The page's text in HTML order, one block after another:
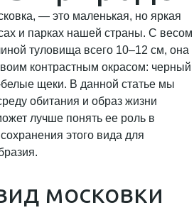
— это маленькая, но яркая
и парках нашей страны. С весом
туловища всего 10–12 см, она
контрастным окрасом: черный
щеки. В данной статье мы
обитания и образ жизни
лучше понять ее роль в
этого вида для
московки